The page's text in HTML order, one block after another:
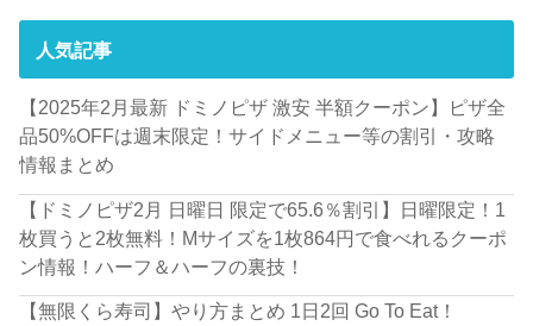
人気記事
【2025年2月最新 ドミノピザ 激安 半額クーポン】ピザ全
品50%OFFは週末限定！サイドメニュー等の割引・攻略
情報まとめ
【ドミノピザ2月 日曜日 限定で65.6％割引】日曜限定！1
枚買うと2枚無料！Mサイズを1枚864円で食べれるクーポ
ン情報！ハーフ＆ハーフの裏技！
【無限くら寿司】やり方まとめ 1日2回 Go To Eat！